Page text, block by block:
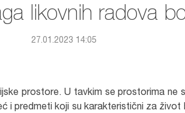
likovnih radova
27.01.2023 14:05
prostore. U tavkim se prostorima ne
i predmeti koji su karakteristični za život